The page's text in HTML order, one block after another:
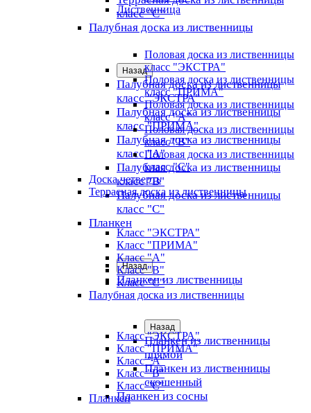
класс "C"
Палубная доска из лиственницы
Назад
Палубная доска из лиственницы
класс "ЭКСТРА"
Палубная доска из лиственницы
класс "ПРИМА"
Палубная доска из лиственницы
класс "А"
Палубная доска из лиственницы
класс "B"
Палубная доска из лиственницы
класс "C"
Планкен
Назад
Планкен из лиственницы
Назад
Планкен из лиственницы
прямой
Планкен из лиственницы
скошенный
Планкен из сосны
Лиственница
Половая доска из лиственницы
класс "ЭКСТРА"
Половая доска из лиственницы
класс "ПРИМА"
Половая доска из лиственницы
класс "А"
Половая доска из лиственницы
класс "B"
Половая доска из лиственницы
класс "C"
Доска четверть
Террасная доска из лиственницы
Класс "ЭКСТРА"
Класс "ПРИМА"
Класс "А"
Класс "B"
Класс "C"
Палубная доска из лиственницы
Класс "ЭКСТРА"
Класс "ПРИМА"
Класс "А"
Класс "B"
Класс "C"
Планкен